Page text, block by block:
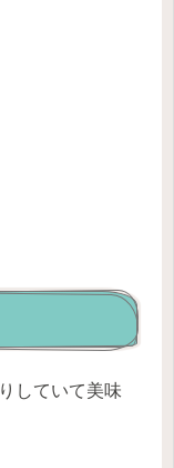
していて美味